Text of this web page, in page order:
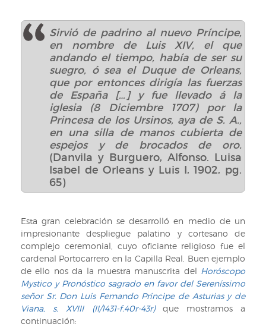
(66))
español,
en
romance
astronomico
(III/6494
Nuestro
Señor...
cuyos
vaticinios,
favorables,
consagra
Gottardo
en
este
romance
astronomico
/
[Juan
Lopez
Ginès],
1707
Sirvió de padrino al nuevo Príncipe,
en nombre de Luis XIV, el que
andando el tiempo, había de ser su
suegro, ó sea el Duque de Orleans,
que por entonces dirigía las fuerzas
de España […] y fue llevado á la
iglesia (8 Diciembre 1707) por la
Princesa de los Ursinos, aya de S. A.,
en una silla de manos cubierta de
espejos y de brocados de oro.
(Danvila y Burguero, Alfonso. Luisa
Isabel de Orleans y Luis I, 1902, pg.
65)
Esta gran celebración se desarrolló en medio de un
impresionante despliegue palatino y cortesano de
complejo ceremonial, cuyo oficiante religioso fue el
cardenal Portocarrero en la Capilla Real. Buen ejemplo
de ello nos da la muestra manuscrita del Horóscopo
Mystico y Pronóstico sagrado en favor del Sereníssimo
señor Sr. Don Luis Fernando Principe de Asturias y de
Viana, s. XVIII (II/1431-f.40r-43r)
que mostramos a
continuación: